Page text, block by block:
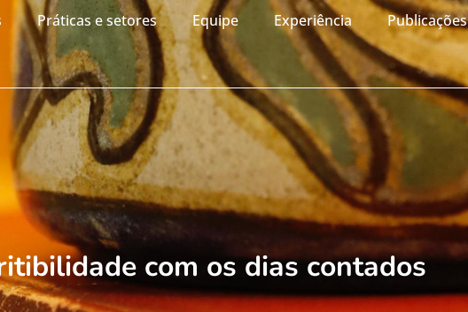
Práticas e setores Equipe Experiência Publicações
com os dias contados